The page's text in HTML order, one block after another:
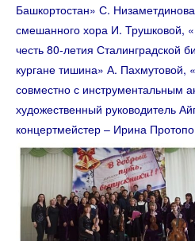
Башкортостан» С.
смешанного хора И. Трушковой,
честь 80-летия Сталинградской
кургане тишина» А. Пахмутовой,
совместно с инструментальным
художественный руководитель
концертмейстер – Ирина